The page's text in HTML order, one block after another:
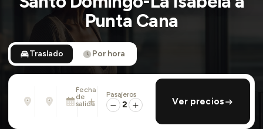
Punta Cana
Traslado Por hora
Desde
Dirección, aeropuerto, hotel, ...
Hasta
Dirección, aeropuerto, hotel, ...
Fecha
de
salida
Dom., 9 Ago. · 01:45 PM
añadir regreso
Pasajeros
2 Ver precios